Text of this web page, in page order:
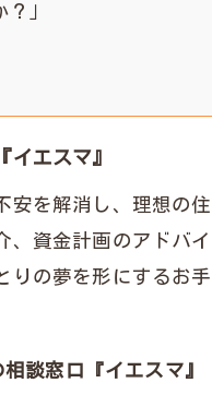
」
エスマ』
を解消し、理想の
資金計画のアドバ
の夢を形にするお
談窓口『イエスマ』